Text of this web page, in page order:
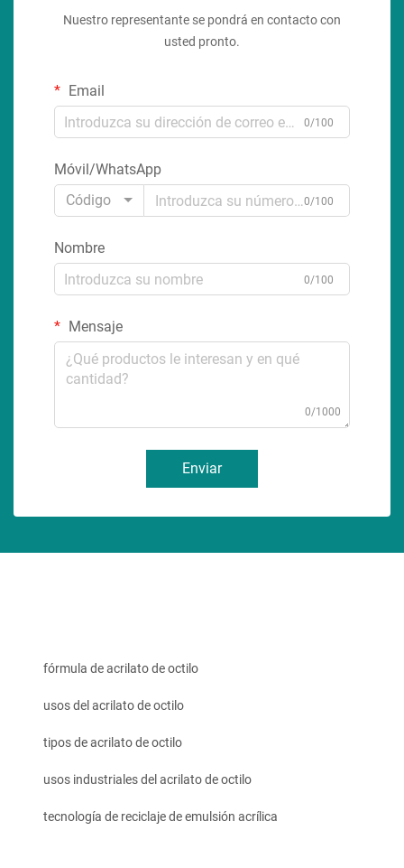
Nuestro representante se pondrá en contacto con
usted pronto.
Email
0/100
Móvil/WhatsApp
Código
0/100
Nombre
0/100
Mensaje
0/1000
Enviar
fórmula de acrilato de octilo
usos del acrilato de octilo
tipos de acrilato de octilo
usos industriales del acrilato de octilo
tecnología de reciclaje de emulsión acrílica